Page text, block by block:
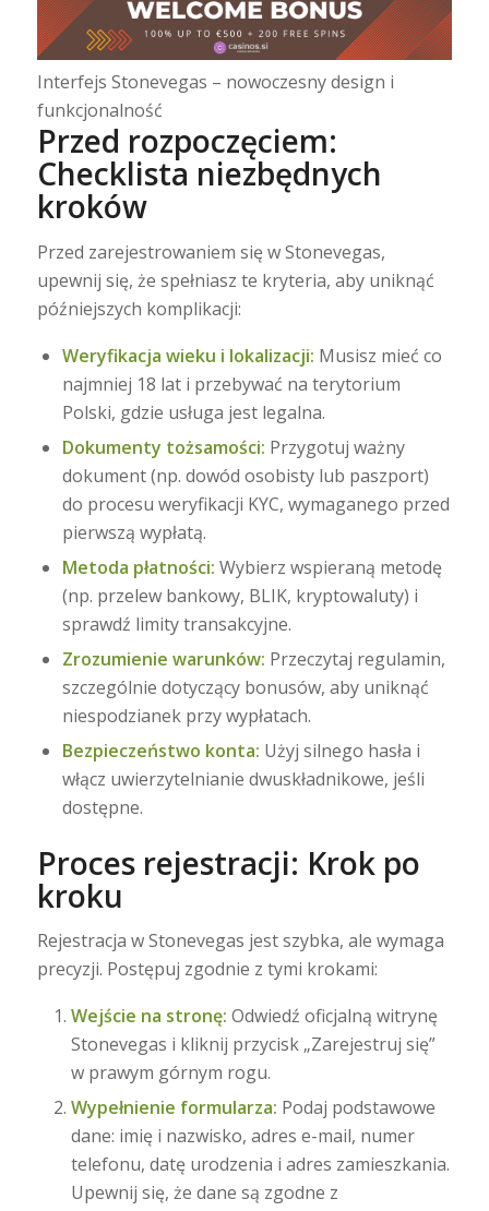
Interfejs Stonevegas – nowoczesny design i
funkcjonalność
Przed rozpoczęciem:
Checklista niezbędnych
kroków
Przed zarejestrowaniem się w Stonevegas,
upewnij się, że spełniasz te kryteria, aby uniknąć
późniejszych komplikacji:
Weryfikacja wieku i lokalizacji: Musisz mieć co
najmniej 18 lat i przebywać na terytorium
Polski, gdzie usługa jest legalna.
Dokumenty tożsamości: Przygotuj ważny
dokument (np. dowód osobisty lub paszport)
do procesu weryfikacji KYC, wymaganego przed
pierwszą wypłatą.
Metoda płatności: Wybierz wspieraną metodę
(np. przelew bankowy, BLIK, kryptowaluty) i
sprawdź limity transakcyjne.
Zrozumienie warunków: Przeczytaj regulamin,
szczególnie dotyczący bonusów, aby uniknąć
niespodzianek przy wypłatach.
Bezpieczeństwo konta: Użyj silnego hasła i
włącz uwierzytelnianie dwuskładnikowe, jeśli
dostępne.
Proces rejestracji: Krok po
kroku
Rejestracja w Stonevegas jest szybka, ale wymaga
precyzji. Postępuj zgodnie z tymi krokami:
Wejście na stronę: Odwiedź oficjalną witrynę
Stonevegas i kliknij przycisk „Zarejestruj się”
w prawym górnym rogu.
Wypełnienie formularza: Podaj podstawowe
dane: imię i nazwisko, adres e-mail, numer
telefonu, datę urodzenia i adres zamieszkania.
Upewnij się, że dane są zgodne z